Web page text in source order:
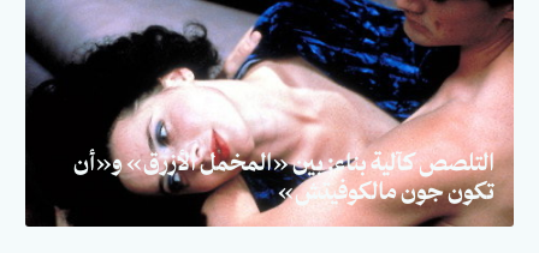
التلصص كآلية بناء: بين «المخمل الأزرق» و«أن
تكون جون مالكوفيتش»